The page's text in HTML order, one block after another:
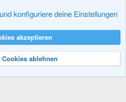
Datenschutz
2024 XenForo Ltd.
konfiguriere deine Einstellungen
akzeptieren
ablehnen